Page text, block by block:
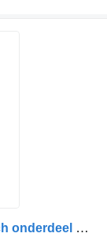
ELECTRONISCHE UNIT ander elektrisch onderdeel voor DAF LF vrachtwagen